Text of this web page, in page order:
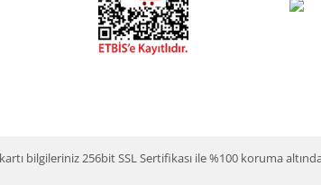
bilgileriniz 256bit SSL Sertifikası ile %100 koruma